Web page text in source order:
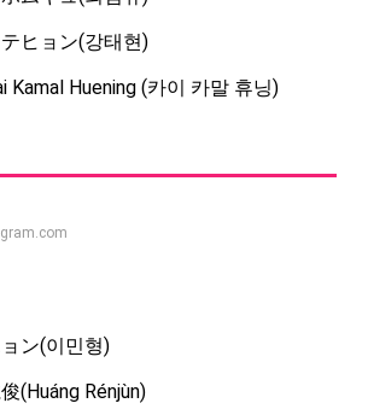
ヒョン(강태현)
Kamal Huening (카이 카말 휴닝)
ン(이민형)
(Huáng Rénjùn)